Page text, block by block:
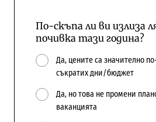
По-скъпа ли ви излиза
почивка тази година?
Да, цените са значително
съкратих дни/бюджет
Да, но това не промени
ваканцията